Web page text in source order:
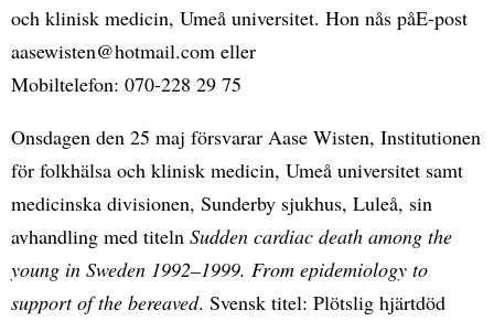
och klinisk medicin, Umeå universitet. Hon nås påE-post
aasewisten@hotmail.com eller
Mobiltelefon: 070-228 29 75
Onsdagen den 25 maj försvarar Aase Wisten, Institutionen
för folkhälsa och klinisk medicin, Umeå universitet samt
medicinska divisionen, Sunderby sjukhus, Luleå, sin
avhandling med titeln Sudden cardiac death among the
young in Sweden 1992–1999. From epidemiology to
support of the bereaved. Svensk titel: Plötslig hjärtdöd